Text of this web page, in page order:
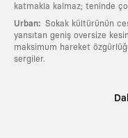
katmakla kalmaz; teninde
Urban: Sokak kültürünün
yansıtan geniş oversize
maksimum hareket
sergiler.